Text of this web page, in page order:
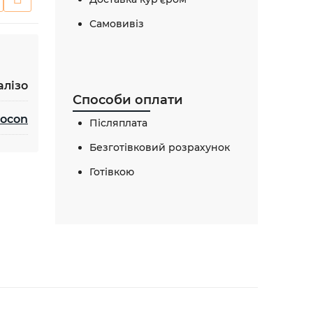
Самовивіз
Способи оплати
Післяплата
Безготівковий розрахунок
Готівкою